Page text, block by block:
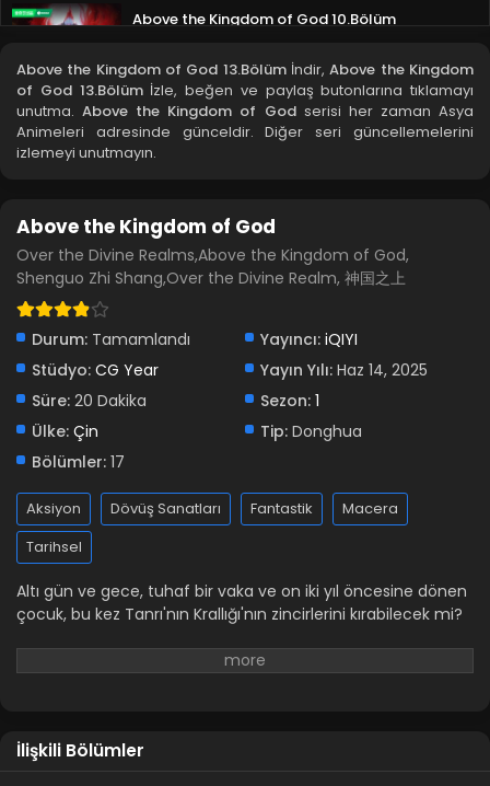
Above the Kingdom of God 10.Bölüm
Above the Kingdom of God 9.Bölüm
Blm 9 - Temmuz 27, 2025
Blm 8 - Temmuz 20, 2025
Above the Kingdom of God 7.Bölüm
Above the Kingdom of God 6.Bölüm
Blm 6 - Temmuz 11, 2025
Blm 1-3 - Haziran 14, 2025
Above the Kingdom of God 13.Bölümİndir,Above the Kingdom
of God 13.Bölümİzle, beğen ve paylaş butonlarına tıklamayı
unutma.Above the Kingdom of Godserisi her zaman Asya
Animeleri adresinde günceldir. Diğer seri güncellemelerini
izlemeyi unutmayın.
Above the Kingdom of God
Over the Divine Realms,Above the Kingdom of God,
Shenguo Zhi Shang,Over the Divine Realm, 神国之上
Durum: Tamamlandı Yayıncı: iQIYI
Stüdyo: CG Year Yayın Yılı: Haz 14, 2025
Süre: 20 Dakika Sezon: 1
Ülke: Çin Tip: Donghua
Bölümler: 17
Aksiyon Dövüş Sanatları Fantastik
Macera
Tarihsel
Altı gün ve gece, tuhaf bir vaka ve on iki yıl öncesine dönen
çocuk, bu kez Tanrı'nın Krallığı'nın zincirlerini kırabilecek mi?
İlişkili Bölümler